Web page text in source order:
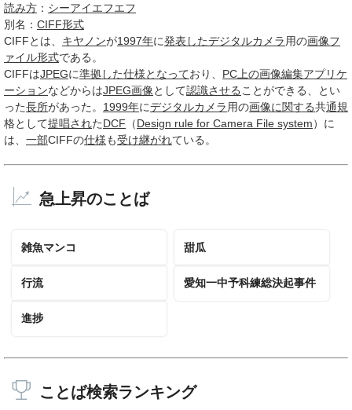
読み方 ： シーアイエフエフ
別名： CIFF形式
CIFFとは、 キヤノンが1997年に発表したデジタルカメラ 用の画像フ
ァイル形式である。
CIFFはJPEGに準拠した仕様となっており、 PC 上の画像編集アプリケ
ーションなどからはJPEG画像として認識させる ことができる、とい
った長所があった。 1999年にデジタルカメラ 用の画像に関する共通規
格として提唱されたDCF （Design rule for Camera File system）に
は、 一部CIFFの仕様も受け継がれている。
急上昇のことば
雑魚マンコ 甜瓜
行流 愛知一中予科練総決起事件
進捗
ことば検索ランキング